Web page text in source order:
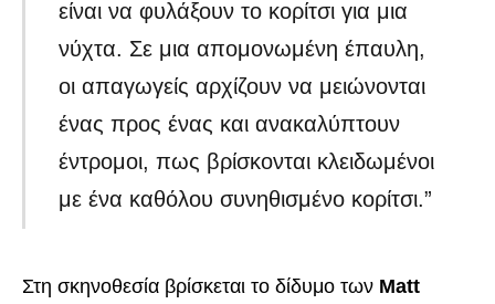
είναι να φυλάξουν το κορίτσι για μια
νύχτα. Σε μια απομονωμένη έπαυλη,
οι απαγωγείς αρχίζουν να μειώνονται
ένας προς ένας και ανακαλύπτουν
έντρομοι, πως βρίσκονται κλειδωμένοι
με ένα καθόλου συνηθισμένο κορίτσι.”
Στη σκηνοθεσία βρίσκεται το δίδυμο των Matt